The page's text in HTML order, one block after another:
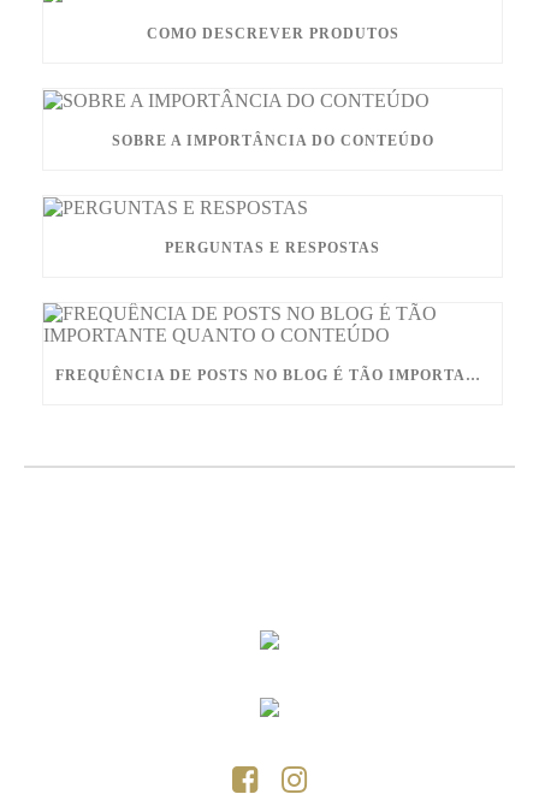
COMO DESCREVER PRODUTOS
SOBRE A IMPORTÂNCIA DO CONTEÚDO
PERGUNTAS E RESPOSTAS
FREQUÊNCIA DE POSTS NO BLOG É TÃO IMPORTANTE QUANTO O CONTEÚDO